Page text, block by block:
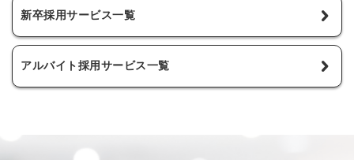
新卒採用サービス一覧
アルバイト採用サービス一覧